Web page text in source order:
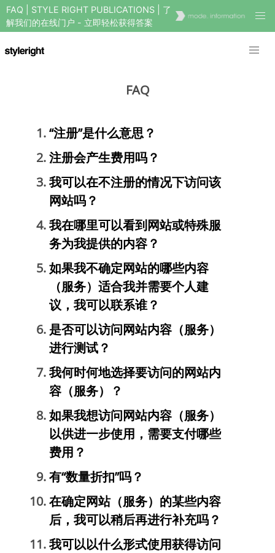
FAQ | STYLE RIGHT PUBLICATIONS | 了
解我们的在线门户 - 立即轻松获得答案
FAQ
“注册”是什么意思？
注册会产生费用吗？
我可以在不注册的情况下访问该
网站吗？
我在哪里可以看到网站或特殊服
务为我提供的内容？
如果我不确定网站的哪些内容
（服务）适合我并需要个人建
议，我可以联系谁？
是否可以访问网站内容（服务）
进行测试？
我何时何地选择要访问的网站内
容（服务）？
如果我想访问网站内容（服务）
以供进一步使用，需要支付哪些
费用？
有“数量折扣”吗？
在确定网站（服务）的某些内容
后，我可以稍后再进行补充吗？
我可以以什么形式使用获得访问